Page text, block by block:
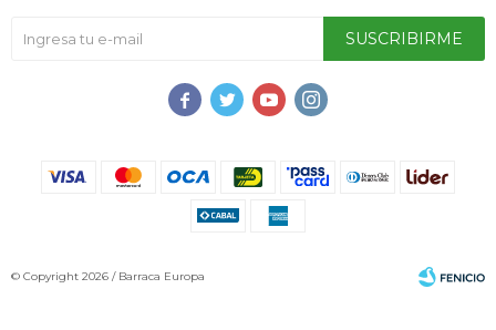
SUSCRIBIRME
   
© Copyright 2026 / Barraca Europa